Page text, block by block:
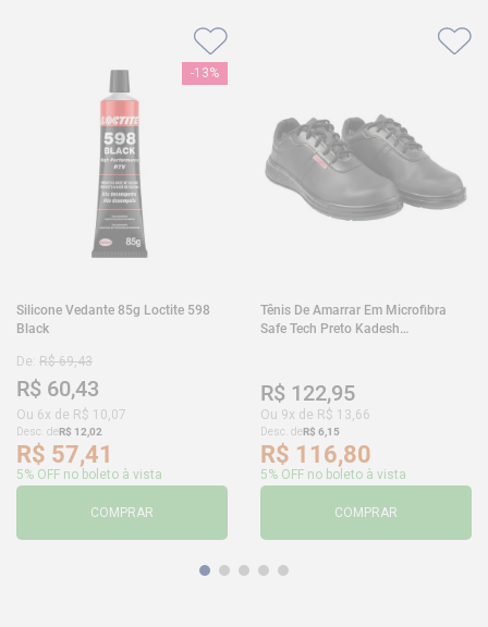
-13%
Silicone Vedante 85g Loctite 598
Black
De: R$ 69,43
R$ 60,43
Ou 6x de R$ 10,07
Desc. deR$ 12,02
R$ 57,41
5% OFF no boleto à vista
COMPRAR
Tênis De Amarrar Em Microfibra
Safe Tech Preto Kadesh
R$ 122,95
Ou 9x de R$ 13,66
Desc. deR$ 6,15
R$ 116,80
5% OFF no boleto à vista
COMPRAR